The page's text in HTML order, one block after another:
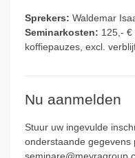
Sprekers: Waldemar
Seminarkosten: 125,- €
koffiepauzes, excl.
Nu aanmelden
Stuur uw ingevulde
onderstaande gegevens